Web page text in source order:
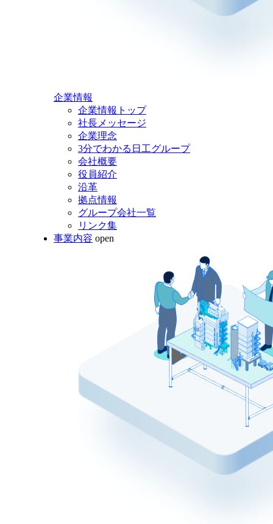
企業情報
企業情報トップ
社長メッセージ
企業理念
3分でわかる日工グループ
会社概要
役員紹介
沿革
拠点情報
グループ会社一覧
リンク集
事業内容 open